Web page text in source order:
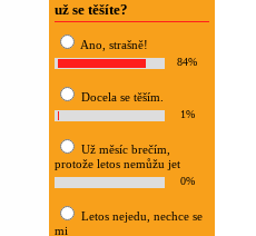
už se těšíte?
Ano, strašně!
84%
Docela se těším.
1%
Už měsíc brečím,
protože letos nemůžu jet
0%
Letos nejedu, nechce se
mi